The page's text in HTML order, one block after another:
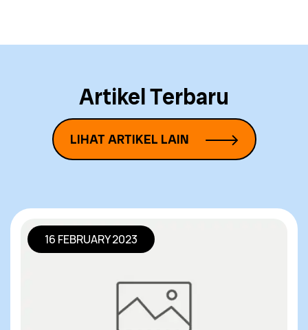
Artikel Terbaru
LIHAT ARTIKEL LAIN
16 FEBRUARY 2023